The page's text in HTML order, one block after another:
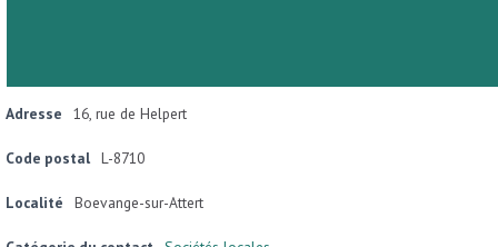
Adresse 16, rue de Helpert
Code postal L-8710
Localité Boevange-sur-Attert